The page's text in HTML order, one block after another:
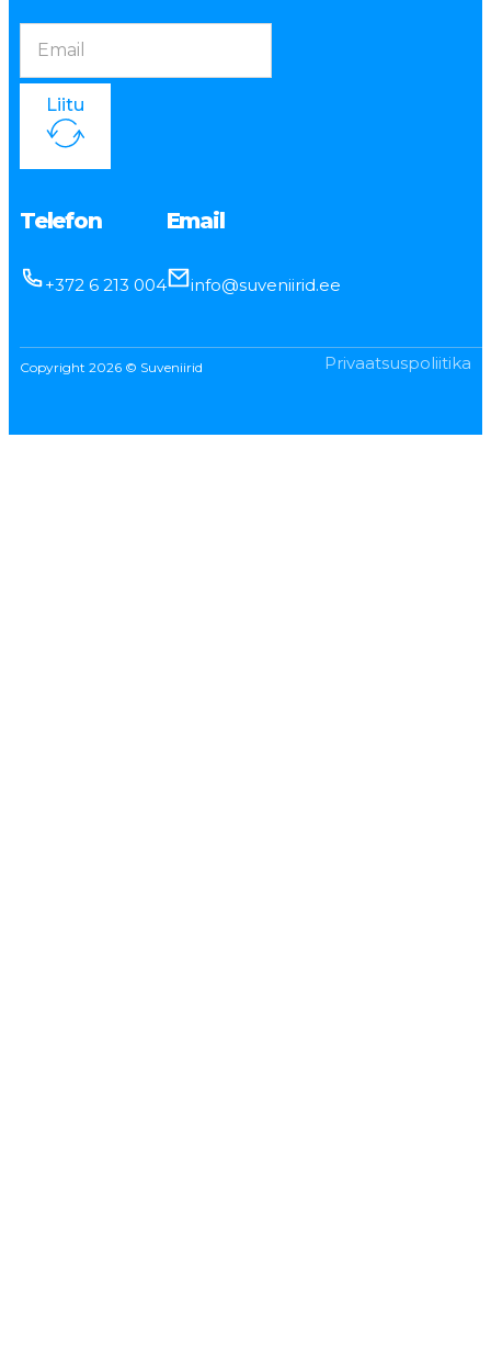
Liitu
Telefon
+372 6 213 004
Email
info@suveniirid.ee
Copyright 2026 © Suveniirid Privaatsuspoliitika